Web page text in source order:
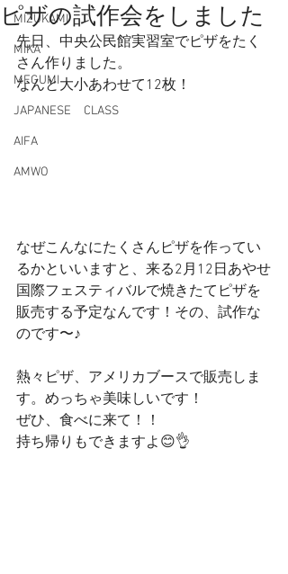
MIZUKAMI
MIKA
MEGUMI
JAPANESE CLASS
AIFA
AMWO
ピザの試作会をしました
先日、中央公民館実習室でピザをたく
さん作りました。
なんと大小あわせて12枚！
なぜこんなにたくさんピザを作ってい
るかといいますと、来る2月12日あやせ
国際フェスティバルで焼きたてピザを
販売する予定なんです！その、試作な
のです〜♪
熱々ピザ、アメリカブースで販売しま
す。めっちゃ美味しいです！
ぜひ、食べに来て！！
持ち帰りもできますよ😊👌